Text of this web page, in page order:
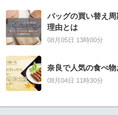
バッグの買い替え
理由とは
08月05日 13時00分
奈良で人気の食べ
08月04日 11時30分